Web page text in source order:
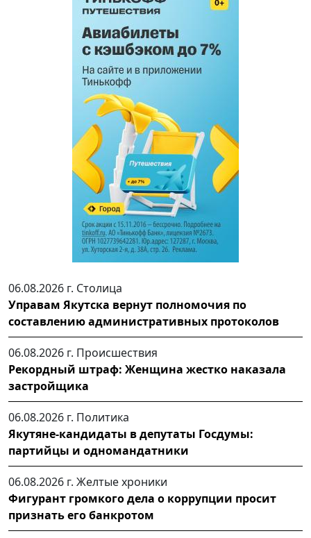
06.08.2026 г. Столица
Управам Якутска вернут полномочия по
составлению административных протоколов
06.08.2026 г. Происшествия
Рекордный штраф: Женщина жестко наказала
застройщика
06.08.2026 г. Политика
Якутяне-кандидаты в депутаты Госдумы:
партийцы и одномандатники
06.08.2026 г. Желтые хроники
Фигурант громкого дела о коррупции просит
признать его банкротом